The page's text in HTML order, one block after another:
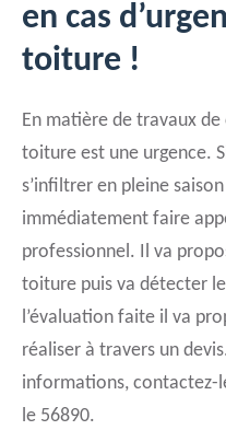
en cas
toiture !
En matière de travaux
toiture est une urgence.
s’infiltrer en pleine
immédiatement faire
professionnel. Il va
toiture puis va détecter
l’évaluation faite il va
réaliser à travers un
informations, contactez-
le 56890.